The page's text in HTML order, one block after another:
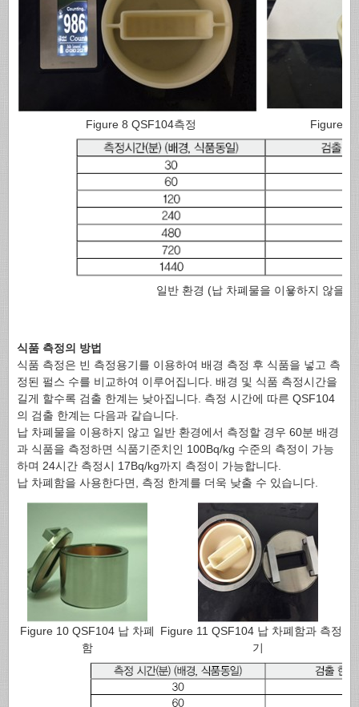
Figure 8 QSF104측정 Figure 9
일반 환경 (납 차폐물을 이욯하지 않을
식품 측정의 방법
식품 측정은 빈 측정용기를 이용하여 배경 측정 후 식품을 넣고 측
정된 펄스 수를 비교하여 이루어집니다. 배경 및 식품 측정시간을
길게 할수록 검출 한계는 낮아집니다. 측정 시간에 따른 QSF104
의 검출 한계는 다음과 같습니다.
납 차폐물을 이용하지 않고 일반 환경에서 측정할 경우 60분 배경
과 식품을 측정하면 식품기준치인 100Bq/kg 수준의 측정이 가능
하며 24시간 측정시 17Bq/kg까지 측정이 가능합니다.
납 차폐함을 사용한다면, 측정 한계를 더욱 낮출 수 있습니다.
Figure 10 QSF104 납 차폐
함
Figure 11 QSF104 납 차폐함과 측정 용
기